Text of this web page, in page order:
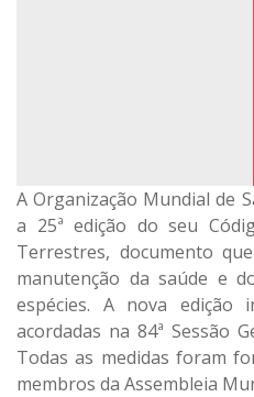
A Organização Mundial de
a 25ª edição do seu
Terrestres, documento
manutenção da saúde e
espécies. A nova edição
acordadas na 84ª Sessão
Todas as medidas foram
membros da Assembleia